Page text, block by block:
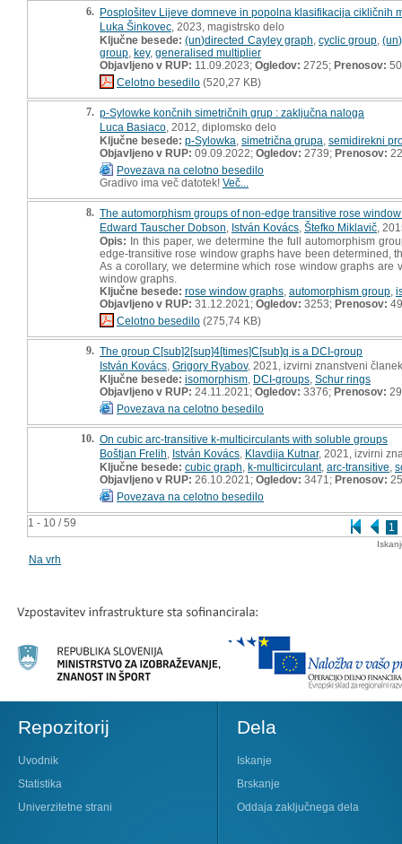
1 - 10 / 59 1
6. Posplošitev Lijeve domneve in popolna klasifikacija cikličnih
Luka Šinkovec , 2023, magistrsko delo
Ključne besede: (un)directed Cayley graph ,cyclic group ,
group key, generalised multiplier
Objavljeno v RUP: 11.09.2023; Ogledov: 2725; Prenosov: 50
Celotno besedilo (520,27 KB)
7. p-Sylowke končnih simetričnih grup : zaključna naloga
Luca Basiaco , 2012, diplomsko delo
Ključne besede: p-Sylowka simetrična grupa semidirekni
Objavljeno v RUP: 09.09.2022; Ogledov: 2739; Prenosov: 22
Povezava na celotno besedilo
Gradivo ima več datotek! Več...
8. The automorphism groups of non-edge transitive rose
Edward Tauscher Dobson István Kovács Štefko Miklavič ,
Opis: In this paper, we determine the full automorphism
edge-transitive rose window graphs have been determined,
As a corollary, we determine which rose window graphs are
window graphs.
Ključne besede: rose window graphs automorphism group
Objavljeno v RUP: 31.12.2021; Ogledov: 3253; Prenosov: 49
Celotno besedilo (275,74 KB)
9. The group C[sub]2[sup]4[times]C[sub]q is a DCI-group
István Kovács Grigory Ryabov, 2021, izvirni znanstveni članek
Ključne besede: isomorphism DCI-groups Schur rings
Objavljeno v RUP: 24.11.2021; Ogledov: 3376; Prenosov: 29
Povezava na celotno besedilo
10. On cubic arc-transitive k-multicirculants with soluble groups
Boštjan Frelih István Kovács Klavdija Kutnar, 2021, izvirni
Ključne besede: cubic graph k-multicirculant, arc-transitive
Objavljeno v RUP: 26.10.2021; Ogledov: 3471; Prenosov: 25
Povezava na celotno besedilo
Na vrh
Repozitorij
Uvodnik
Statistika
Univerzitetne strani
Dela
Iskanje
Brskanje
Oddaja zaključnega dela